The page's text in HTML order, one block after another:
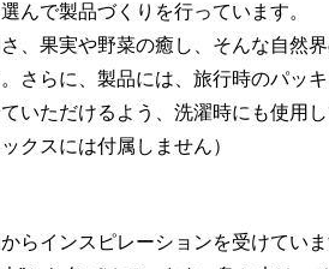
んで製品づくりを行っています。
、果実や野菜の癒し、そんな自然
さらに、製品には、旅行時のパッ
いただけるよう、洗濯時にも使用
クスには付属しません）
らインスピレーションを受けてい